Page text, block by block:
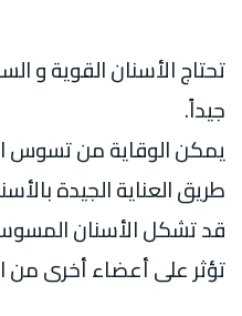
تحتاج الأسنان القوية و
جيداً.
يمكن الوقاية من تسوس
طريق العناية الجيدة
قد تشكل الأسنان
تؤثر على أعضاء أخرى من